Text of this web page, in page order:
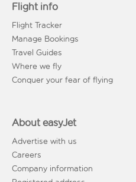
Flight info
Flight Tracker
Manage Bookings
Travel Guides
Where we fly
Conquer your fear of flying
About easyJet
Advertise with us
Careers
Company information